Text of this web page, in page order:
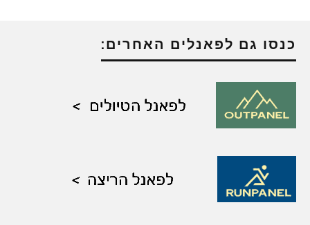
כנסו גם לפאנלים האחרים: